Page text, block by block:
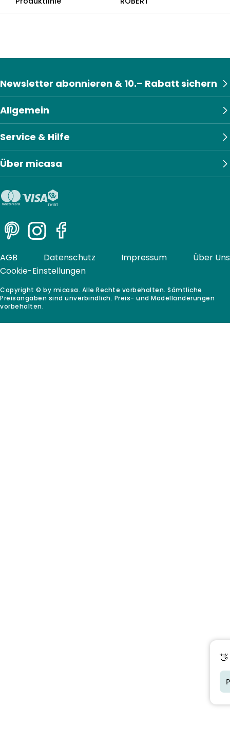
Allgemein
Service & Hilfe
Über micasa
Newsletter abonnieren & 10.– Rabatt sichern
PinterestInstagramFacebook
Copyright © by micasa. Alle Rechte vorbehalten. Sämtliche
Preisangaben sind unverbindlich. Preis- und Modelländerungen
vorbehalten.
AGB Datenschutz Impressum
Über Uns
Cookie-Einstellungen